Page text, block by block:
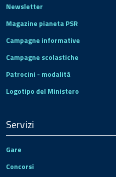
Newsletter
Magazine pianeta PSR
Campagne informative
Campagne scolastiche
Patrocini - modalità
Logotipo del Ministero
Servizi
Gare
Concorsi